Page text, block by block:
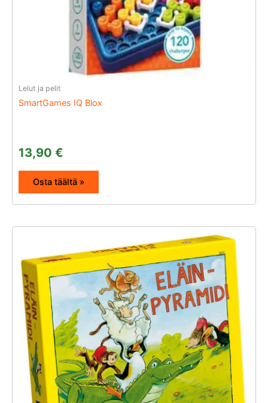
Lelut ja pelit
SmartGames IQ Blox
13,90 €
Osta täältä »